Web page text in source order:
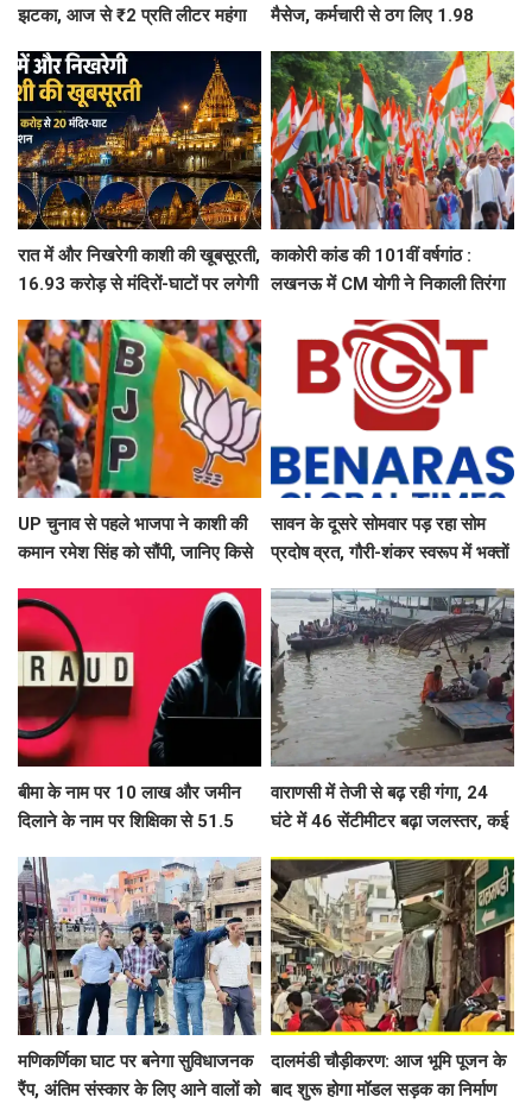
झटका, आज से ₹2 प्रति लीटर महंगा
मैसेज, कर्मचारी से ठग लिए 1.98
वापस दिला दिए 1.83 करोड़
रात में और निखरेगी काशी की खूबसूरती,
16.93 करोड़ से मंदिरों-घाटों पर लगेगी
काकोरी कांड की 101वीं वर्षगांठ :
लखनऊ में CM योगी ने निकाली तिरंगा
UP चुनाव से पहले भाजपा ने काशी की
कमान रमेश सिंह को सौंपी, जानिए किसे
सावन के दूसरे सोमवार पड़ रहा सोम
प्रदोष व्रत, गौरी-शंकर स्वरूप में भक्तों
आस्था का सैलाब
बीमा के नाम पर 10 लाख और जमीन
दिलाने के नाम पर शिक्षिका से 51.5
वाराणसी में तेजी से बढ़ रही गंगा, 24
घंटे में 46 सेंटीमीटर बढ़ा जलस्तर, कई
मणिकर्णिका घाट पर बनेगा सुविधाजनक
रैंप, अंतिम संस्कार के लिए आने वालों को
दालमंडी चौड़ीकरण: आज भूमि पूजन के
बाद शुरू होगा मॉडल सड़क का निर्माण